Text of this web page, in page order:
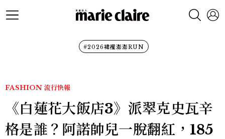
#2026裙襬澎澎RUN
FASHION 流行快報
《白蓮花大飯店3》派翠克史瓦辛
格是誰？阿諾帥兒一脫翻紅，185